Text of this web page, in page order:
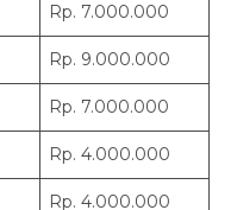
Rp. 7.000.000
Rp. 9.000.000
Rp. 7.000.000
Rp. 4.000.000
Rp. 4.000.000